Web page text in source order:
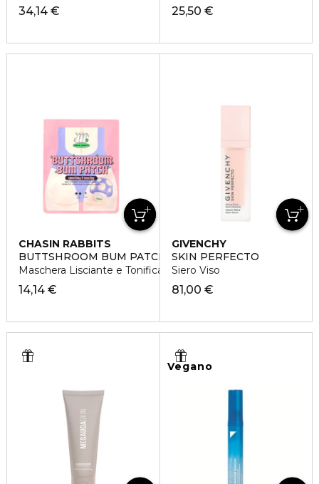
34,14 € 25,50 €
CHASIN RABBITS
BUTTSHROOM BUM PATCH
Maschera Lisciante e Tonificante Glutei
14,14 €
GIVENCHY
SKIN PERFECTO
Siero Viso
81,00 €
Vegano